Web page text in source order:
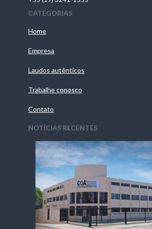
CATEGORIAS
Home
Empresa
Laudos autênticos
Trabalhe conosco
Contato
NOTÍCIAS RECENTES